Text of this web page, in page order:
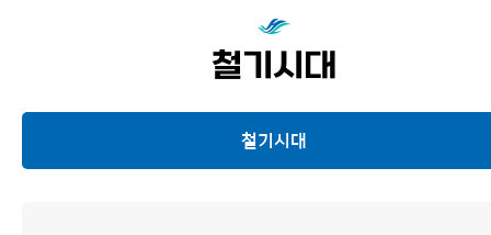
문화유산연구
야외전시실
철기시대
철기시대